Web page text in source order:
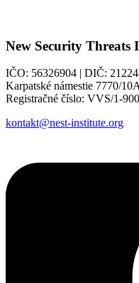
New Security Threats
IČO: 56326904 | DIČ:
Karpatské námestie 7770/
Registračné číslo: VVS/1-
kontakt@nest-institute.org